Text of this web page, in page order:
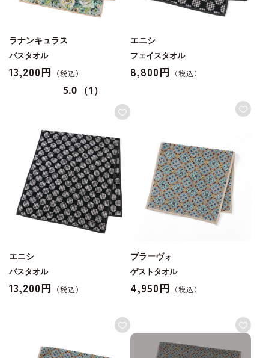
ラナンキュラス
バスタオル
13,200円
5.0 （1）
エニシ
フェイスタオル
8,800円
エニシ
バスタオル
13,200円
ブラーヴォ
ゲストタオル
4,950円